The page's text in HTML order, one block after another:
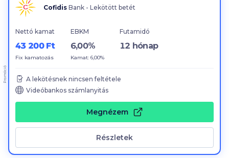
Cofidis Bank - Lekötött betét
Nettó kamat
43 200 Ft
Fix kamatozás
EBKM
6,00%
Kamat: 6,00%
Futamidó
12 hónap
A lekötésnek nincsen feltétele
Videóbankos számlanyitás
Megnézem
Részletek
Promóció